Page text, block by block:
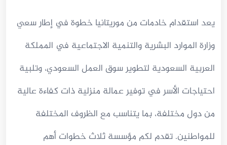
يعد استقدام خادمات من موريتانيا خطوة في إطار سعي
وزارة الموارد البشرية والتنمية الاجتماعية في المملكة
العربية السعودية لتطوير سوق العمل السعودي، وتلبية
احتياجات الأسر في توفير عمالة منزلية ذات كفاءة عالية
من دول مختلفة، بما يتناسب مع الظروف المختلفة
للمواطنين. تقدم لكم مؤسسة ثلاث خطوات أهم